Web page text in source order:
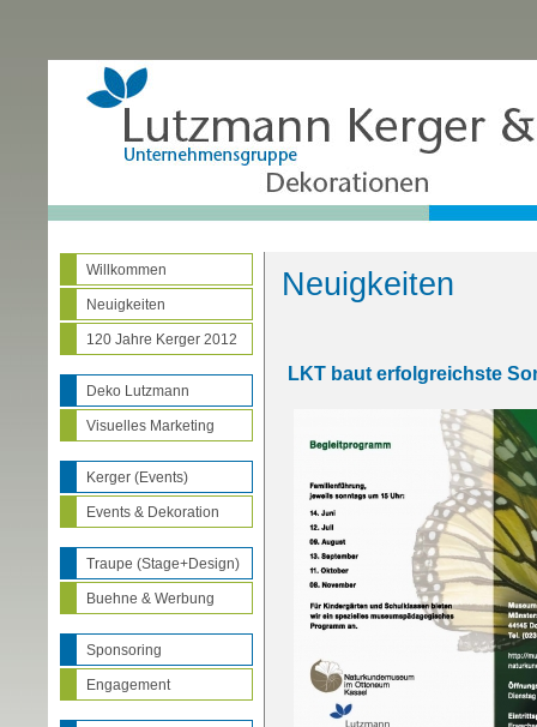
Willkommen
Neuigkeiten
120 Jahre Kerger 2012
Deko Lutzmann
Visuelles Marketing
Kerger (Events)
Events & Dekoration
Traupe (Stage+Design)
Buehne & Werbung
Sponsoring
Engagement
Neuigkeiten
LKT baut erfolgreichste